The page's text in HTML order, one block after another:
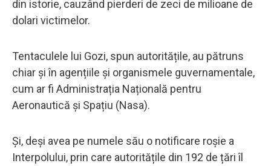
din istorie, cauzând pierderi de zeci de milioane de
dolari victimelor.
Tentaculele lui Gozi, spun autoritățile, au pătruns
chiar și în agențiile și organismele guvernamentale,
cum ar fi Administrația Națională pentru
Aeronautică și Spațiu (Nasa).
Și, deși avea pe numele său o notificare roșie a
Interpolului, prin care autoritățile din 192 de țări îl